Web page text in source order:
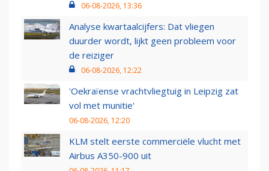
06-08-2026, 13:36
Analyse kwartaalcijfers: Dat vliegen
duurder wordt, lijkt geen probleem voor
de reiziger
06-08-2026, 12:22
'Oekraïense vrachtvliegtuig in Leipzig zat
vol met munitie'
06-08-2026, 12:20
KLM stelt eerste commerciële vlucht met
Airbus A350-900 uit